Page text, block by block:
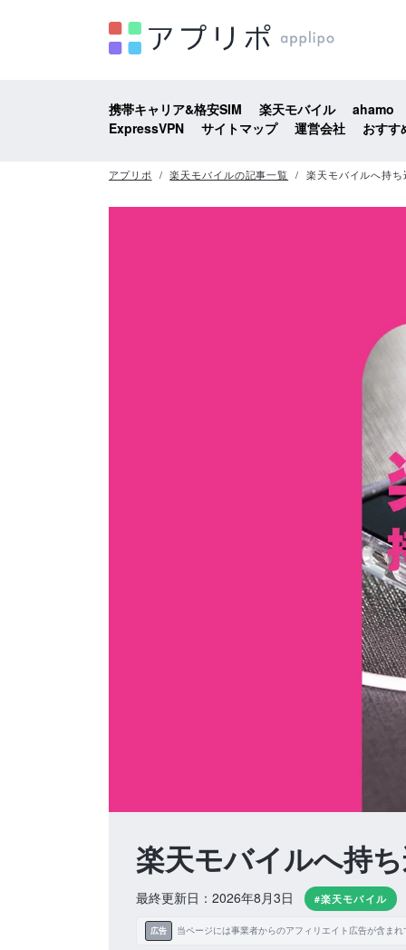
携帯キャリア&格安SIM 楽天モバイル ahamo
ExpressVPN
サイトマップ 運営会社 おすす
アプリポ 楽天モバイルの記事一覧 楽天モバイルへ持
楽天モバイルへ持
最終更新日：2026年8月3日 #楽天モバイル
広告 当ページには事業者からのアフィリエイト広告が含まれ